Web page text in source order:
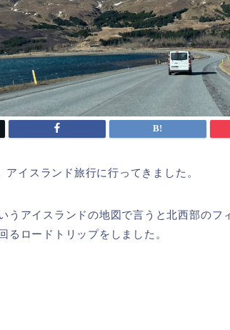
アイスランド旅行に行ってきました。
うアイスランドの地図で言うと北西部のフ
るロードトリップをしました。